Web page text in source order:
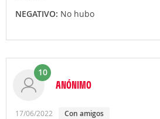
NEGATIVO: No hubo
10
ANÓNIMO
17/06/2022 Con amigos